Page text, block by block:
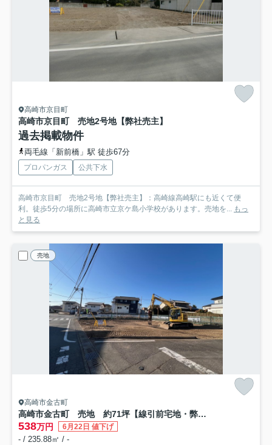
高崎市京目町
高崎市京目町 売地2号地【弊社売主】
過去掲載物件
両毛線「新前橋」駅 徒歩67分
プロパンガス 公共下水
高崎市京目町 売地2号地【弊社売主】：高崎線高崎駅にも近くて便
利。徒歩5分の場所に高崎市立京ケ島小学校があります。売地を... もっ
と見る
売地
高崎市金古町
高崎市金古町 売地 約71坪【線引前宅地・弊社売主】
538万円 6月22日 値下げ
- / 235.88㎡ / -